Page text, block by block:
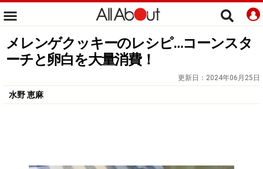
メレンゲクッキーのレシピ…コーンスタ
ーチと卵白を大量消費！
更新日： 2024年06月25日
水野 恵麻